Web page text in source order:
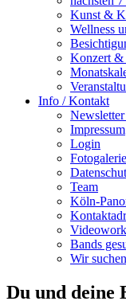
Kunst &
Wellness
Konzert
Info / Kontakt
Impressum
Login
Fotogalerie
Team
Köln-
Bands
Wir
Du und deine